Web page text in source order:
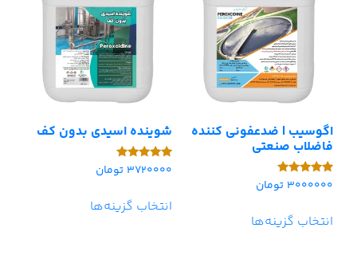
اگوسیب | ضدعفونی کننده
فاضلاب صنعتی
امتیاز
3000000 تومان
انتخاب گزینه‌ها
شوینده اسیدی بدون کف
امتیاز
3720000 تومان
انتخاب گزینه‌ها